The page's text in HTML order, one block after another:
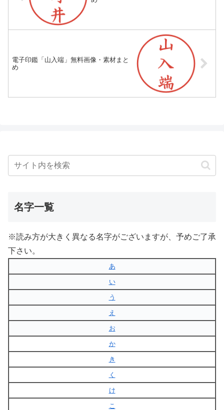
電子印鑑「山入端」無料画像・素材まと
め
名字一覧
※読み方が大きく異なる名字がございますが、予めご了承
下さい。
あ
い
う
え
お
か
き
く
け
こ